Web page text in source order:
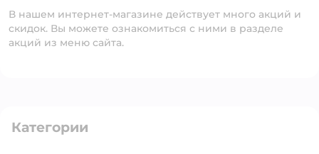
В нашем интернет-магазине действует много акций и
скидок. Вы можете ознакомиться с ними в разделе
акций из меню сайта.
Категории